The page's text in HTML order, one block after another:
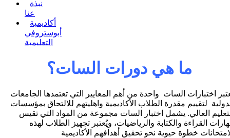
نبذة
عنا
أكاديمية
أبوستروفي
التعليمية
ما هي دورات السات؟
اختبارات السات واحدة من أهم المعايير التي تعتمدها الجامعات
لتقييم مقدرة الطلاب الأكاديمية واهليتهم للالتحاق بمؤسسات
العالي. يشمل اختبار السات مجموعة من المواد التي تقيس
القراءة والكتابة والرياضيات، ويُعتبر تجهيز الطلاب لهذه
خطوة حيوية نحو تحقيق أهدافهم الأكاديمية